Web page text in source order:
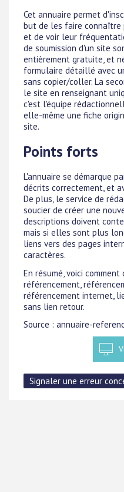
Cet annuaire permet
but de les faire
et de voir leur
de soumission d'un site
entièrement gratuite, et
formulaire détaillé avec
sans copier/coller. La
le site en renseignant
c'est l'équipe
elle-même une fiche
site.
Points forts
L'annuaire se démarque
décrits correctement, et
De plus, le service de
soucier de créer une
descriptions doivent
mais si elles sont plus
liens vers des pages
caractères.
En résumé, voici
référencement,
référencement internet,
sans lien retour.
Source : annuaire-